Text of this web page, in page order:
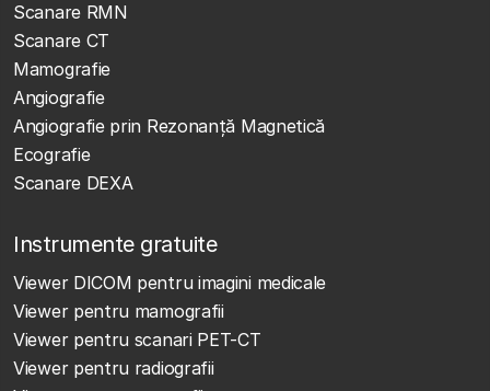
Scanare RMN
Scanare CT
Mamografie
Angiografie
Angiografie prin Rezonanță Magnetică
Ecografie
Scanare DEXA
Instrumente gratuite
Viewer DICOM pentru imagini medicale
Viewer pentru mamografii
Viewer pentru scanari PET-CT
Viewer pentru radiografii